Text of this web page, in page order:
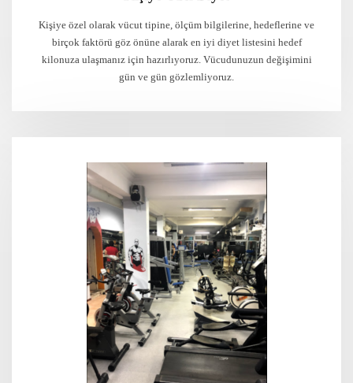
Kişiye özel olarak vücut tipine, ölçüm bilgilerine, hedeflerine ve
birçok faktörü göz önüne alarak en iyi diyet listesini hedef
kilonuza ulaşmanız için hazırlıyoruz. Vücudunuzun değişimini
gün ve gün gözlemliyoruz.